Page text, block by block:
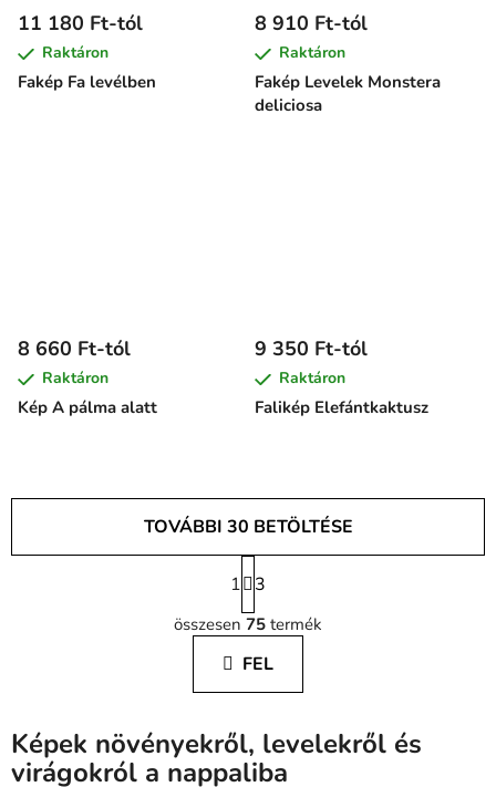
Fakép Fa levélben
11 180 Ft-tól
Raktáron
Fakép Levelek Monstera
deliciosa
8 910 Ft-tól
Raktáron
Kép A pálma alatt
8 660 Ft-tól
Raktáron
Falikép Elefántkaktusz
9 350 Ft-tól
Raktáron
L
i
s
t
a
r
á
TOVÁBBI 30 BETÖLTÉSE
L
a
p
o
á
s
1 3
összesen 75 termék
FEL
Képek növényekről, levelekről és
virágokról a nappaliba